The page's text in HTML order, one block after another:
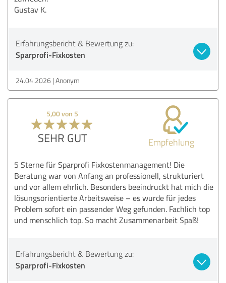
Gustav K.
Erfahrungsbericht & Bewertung zu:
Sparprofi-Fixkosten
24.04.2026 Anonym
5,00 von 5
SEHR GUT Empfehlung
5 Sterne für Sparprofi Fixkostenmanagement! Die
Beratung war von Anfang an professionell, strukturiert
und vor allem ehrlich. Besonders beeindruckt hat mich die
lösungsorientierte Arbeitsweise – es wurde für jedes
Problem sofort ein passender Weg gefunden. Fachlich top
und menschlich top. So macht Zusammenarbeit Spaß!
Erfahrungsbericht & Bewertung zu:
Sparprofi-Fixkosten